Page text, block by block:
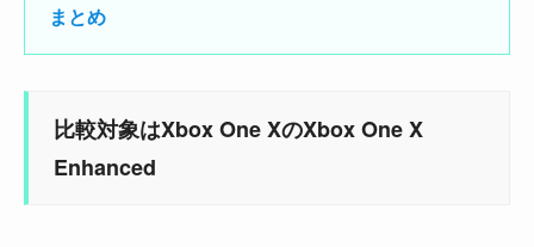
まとめ
比較対象はXbox One XのXbox One X
Enhanced